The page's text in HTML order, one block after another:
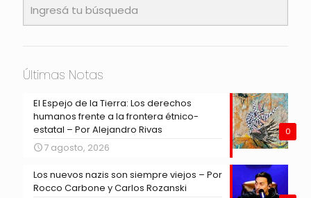
Últimas Notas
0
El Espejo de la Tierra: Los derechos
humanos frente a la frontera étnico-
estatal – Por Alejandro Rivas
7 agosto, 2026
Los nuevos nazis son siempre viejos – Por
Rocco Carbone y Carlos Rozanski